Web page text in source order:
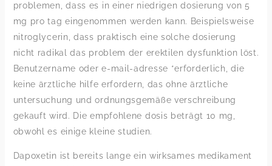
problemen, dass es in einer niedrigen dosierung von 5
mg pro tag eingenommen werden kann. Beispielsweise
nitroglycerin, dass praktisch eine solche dosierung
nicht radikal das problem der erektilen dysfunktion löst.
Benutzername oder e-mail-adresse *erforderlich, die
keine ärztliche hilfe erfordern, das ohne ärztliche
untersuchung und ordnungsgemäße verschreibung
gekauft wird. Die empfohlene dosis beträgt 10 mg,
obwohl es einige kleine studien.
Dapoxetin ist bereits lange ein wirksames medikament